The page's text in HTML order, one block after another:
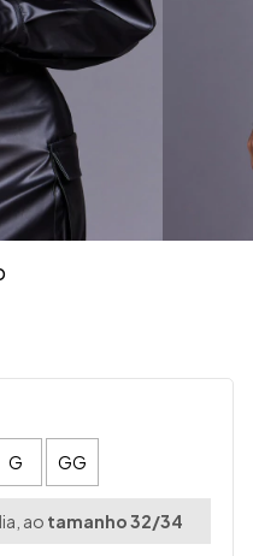
G GG
ao tamanho 32/34